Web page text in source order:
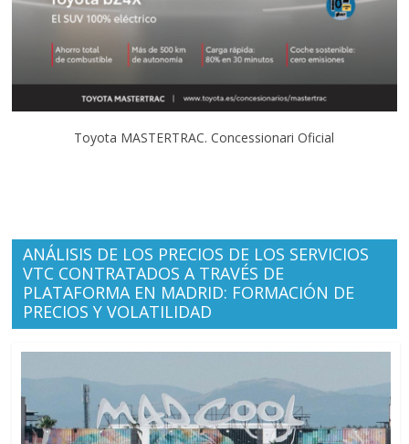
Toyota MASTERTRAC. Concessionari Oficial
ANÁLISIS DE LOS PRECIOS DE LOS SERVICIOS
VTC CONTRATADOS A TRAVÉS DE
PLATAFORMA EN MADRID: FORMACIÓN DE
PRECIOS Y VOLATILIDAD